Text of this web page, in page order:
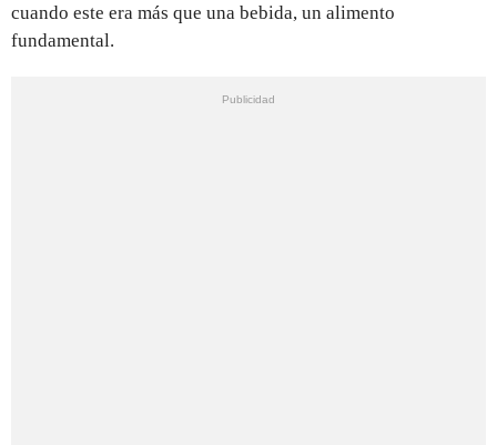
cuando este era más que una bebida, un alimento
fundamental.